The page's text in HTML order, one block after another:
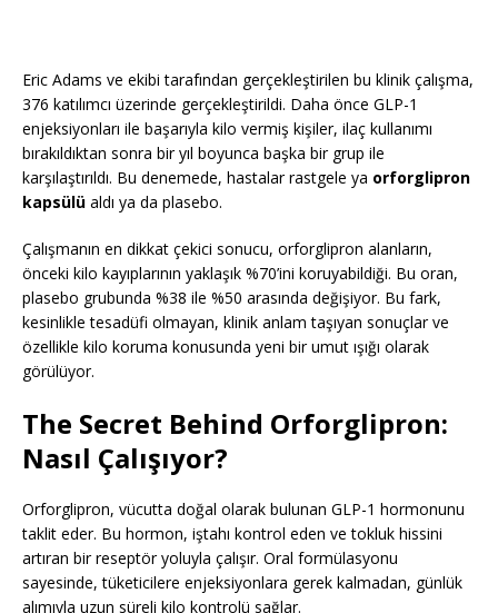
Eric Adams ve ekibi tarafından gerçekleştirilen bu klinik çalışma,
376 katılımcı üzerinde gerçekleştirildi. Daha önce GLP-1
enjeksiyonları ile başarıyla kilo vermiş kişiler, ilaç kullanımı
bırakıldıktan sonra bir yıl boyunca başka bir grup ile
karşılaştırıldı. Bu denemede, hastalar rastgele ya orforglipron
kapsülü aldı ya da plasebo.
Çalışmanın en dikkat çekici sonucu, orforglipron alanların,
önceki kilo kayıplarının yaklaşık %70’ini koruyabildiği. Bu oran,
plasebo grubunda %38 ile %50 arasında değişiyor. Bu fark,
kesinlikle tesadüfi olmayan, klinik anlam taşıyan sonuçlar ve
özellikle kilo koruma konusunda yeni bir umut ışığı olarak
görülüyor.
The Secret Behind Orforglipron:
Nasıl Çalışıyor?
Orforglipron, vücutta doğal olarak bulunan GLP-1 hormonunu
taklit eder. Bu hormon, iştahı kontrol eden ve tokluk hissini
artıran bir reseptör yoluyla çalışır. Oral formülasyonu
sayesinde, tüketicilere enjeksiyonlara gerek kalmadan, günlük
alımıyla uzun süreli kilo kontrolü sağlar.